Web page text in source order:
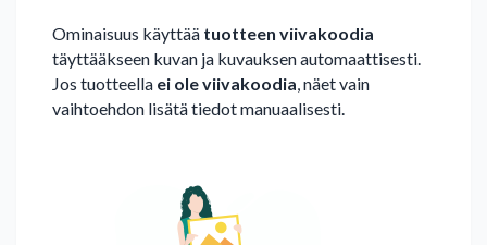
Ominaisuus käyttää tuotteen viivakoodia
täyttääkseen kuvan ja kuvauksen automaattisesti.
Jos tuotteella ei ole viivakoodia, näet vain
vaihtoehdon lisätä tiedot manuaalisesti.